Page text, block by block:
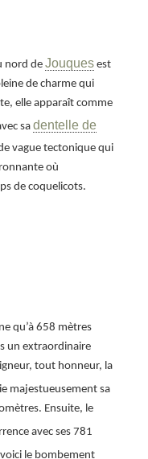
nord deJouques est
de charme qui
elle apparaît comme
sadentelle de
vague tectonique qui
où
de coquelicots.
qu’à 658 mètres
un extraordinaire
tout honneur, la
majestueusement sa
Ensuite, le
avec ses 781
le bombement